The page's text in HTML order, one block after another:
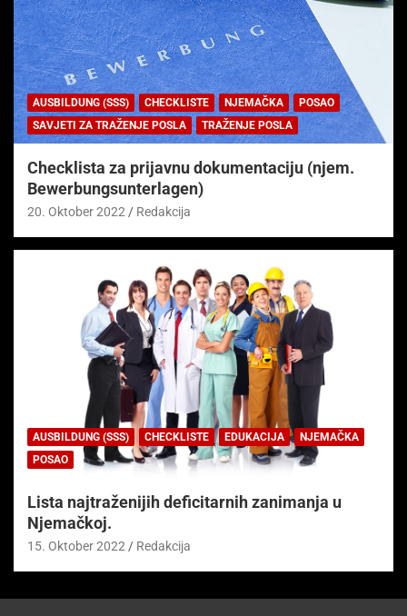
AUSBILDUNG (SSS) CHECKLISTE NJEMAČKA
POSAO
SAVJETI ZA TRAŽENJE POSLA
TRAŽENJE POSLA
Checklista za prijavnu dokumentaciju (njem.
Bewerbungsunterlagen)
20. Oktober 2022 Redakcija
AUSBILDUNG (SSS) CHECKLISTE EDUKACIJA
NJEMAČKA
POSAO
Lista najtraženijih deficitarnih zanimanja u
Njemačkoj.
15. Oktober 2022 Redakcija